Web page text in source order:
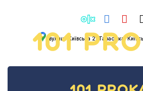
вулиця Київська 2, Тарасівка,